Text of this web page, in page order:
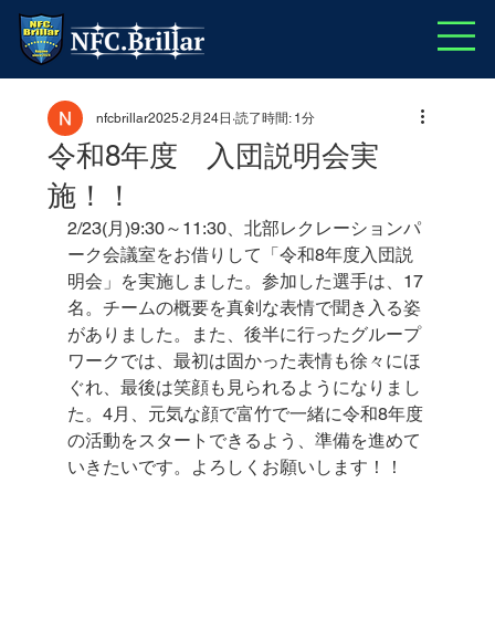
令和8年度 入団説明会実
施！！
nfcbrillar2025 2月24日 読了時間: 1分
2/23(月)9:30～11:30、北部レクレーションパ
ーク会議室をお借りして「令和8年度入団説
明会」を実施しました。参加した選手は、17
名。チームの概要を真剣な表情で聞き入る姿
がありました。また、後半に行ったグループ
ワークでは、最初は固かった表情も徐々にほ
ぐれ、最後は笑顔も見られるようになりまし
た。4月、元気な顔で富竹で一緒に令和8年度
の活動をスタートできるよう、準備を進めて
いきたいです。よろしくお願いします！！